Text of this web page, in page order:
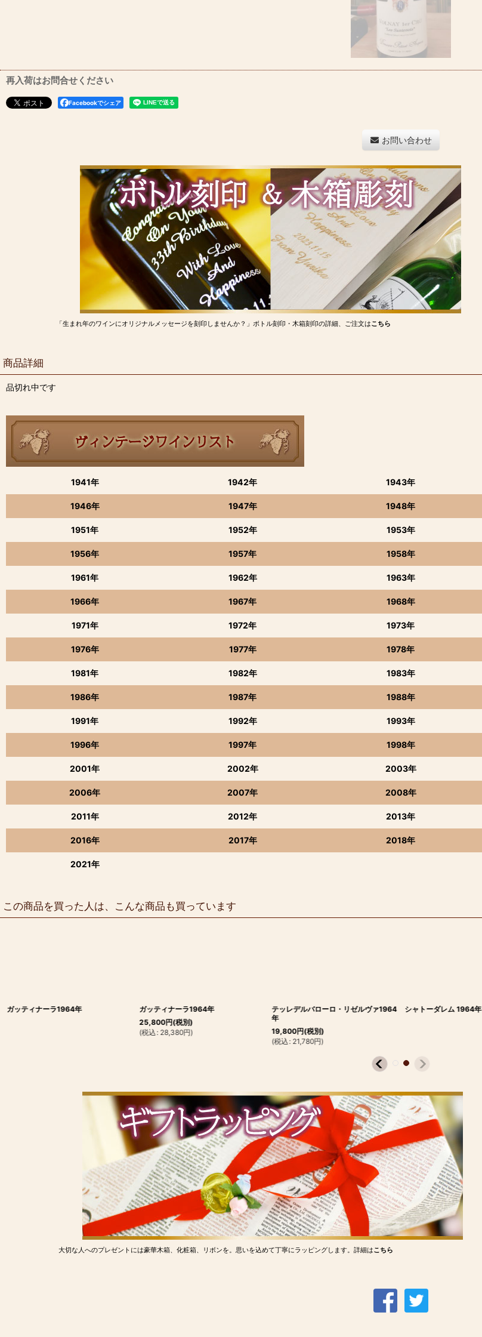
再入荷はお問合せください
Facebookでシェア
お問い合わせ
「生まれ年のワインにオリジナルメッセージを刻印しませんか？」ボトル刻印・木箱刻印の詳細、ご注文はこちら
商品詳細
品切れ中です
1941年 1942年 1943年
1946年 1947年 1948年
1951年 1952年 1953年
1956年 1957年 1958年
1961年 1962年 1963年
1966年 1967年 1968年
1971年 1972年 1973年
1976年 1977年 1978年
1981年 1982年 1983年
1986年 1987年 1988年
1991年 1992年 1993年
1996年 1997年 1998年
2001年 2002年 2003年
2006年 2007年 2008年
2011年 2012年 2013年
2016年 2017年 2018年
2021年
この商品を買った人は、こんな商品も買っています
ガッティナーラ1964年
ガッティナーラ1964年
25,800円(税別)
(税込: 28,380円)
テッレデルバローロ・リゼルヴァ1964
年
19,800円(税別)
(税込: 21,780円)
シャトーダレム 1964年
大切な人へのプレゼントには豪華木箱、化粧箱、リボンを。思いを込めて丁寧にラッピングします。詳細はこちら